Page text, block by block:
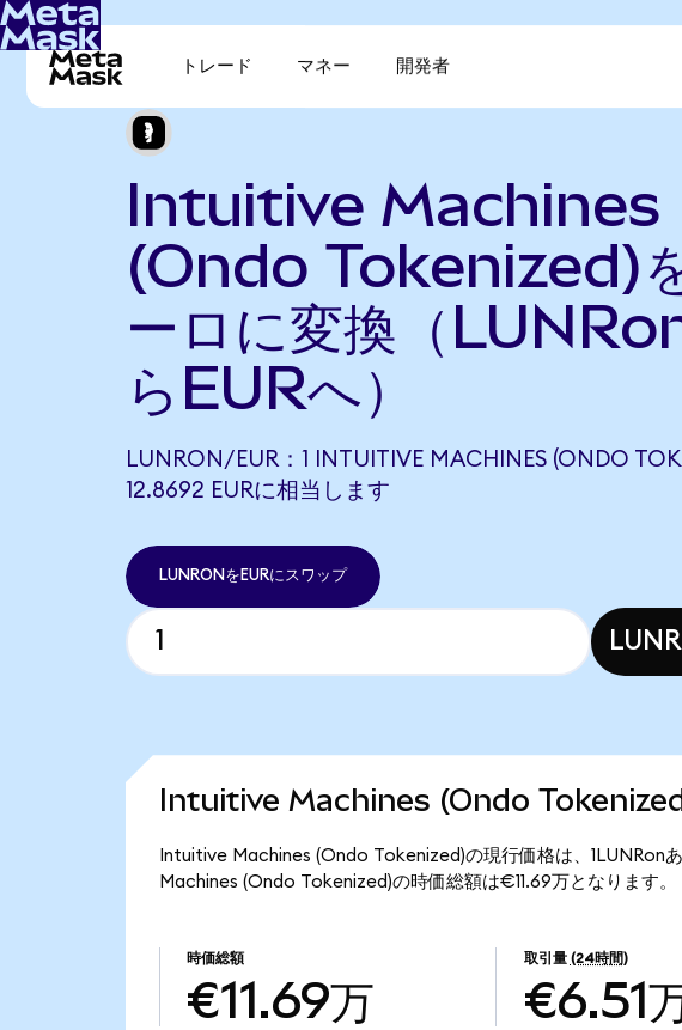
トレード マネー 開発者
Intuitive Machines
(Ondo Tokenized)
ーロに変換（
らEURへ）
LUNRON/EUR：1 INTUITIVE MACHINES (ONDO
12.8692 EURに相当します
LUNRONをEURにスワップ
Intuitive Machines (Ondo Tokenized)
Intuitive Machines (Ondo Tokenized)の現行価格は、
Machines (Ondo Tokenized)の時価総額は€11.69万となります。
時価総額
€11.69万
取引量 (24時間)
€6.51